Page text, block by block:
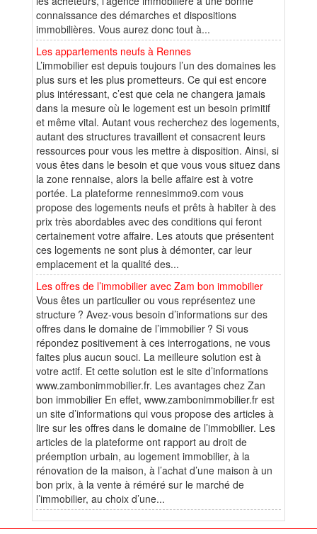
connaissance des démarches et dispositions
immobilières. Vous aurez donc tout à...
Les appartements neufs à Rennes
L’immobilier est depuis toujours l’un des domaines les
plus surs et les plus prometteurs. Ce qui est encore
plus intéressant, c’est que cela ne changera jamais
dans la mesure où le logement est un besoin primitif
et même vital. Autant vous recherchez des logements,
autant des structures travaillent et consacrent leurs
ressources pour vous les mettre à disposition. Ainsi, si
vous êtes dans le besoin et que vous vous situez dans
la zone rennaise, alors la belle affaire est à votre
portée. La plateforme rennesimmo9.com vous
propose des logements neufs et prêts à habiter à des
prix très abordables avec des conditions qui feront
certainement votre affaire. Les atouts que présentent
ces logements ne sont plus à démonter, car leur
emplacement et la qualité des...
Les offres de l’immobilier avec Zam bon immobilier
Vous êtes un particulier ou vous représentez une
structure ? Avez-vous besoin d’informations sur des
offres dans le domaine de l’immobilier ? Si vous
répondez positivement à ces interrogations, ne vous
faites plus aucun souci. La meilleure solution est à
votre actif. Et cette solution est le site d’informations
www.zambonimmobilier.fr. Les avantages chez Zan
bon immobilier En effet, www.zambonimmobilier.fr est
un site d’informations qui vous propose des articles à
lire sur les offres dans le domaine de l’immobilier. Les
articles de la plateforme ont rapport au droit de
préemption urbain, au logement immobilier, à la
rénovation de la maison, à l’achat d’une maison à un
bon prix, à la vente à réméré sur le marché de
l’immobilier, au choix d’une...